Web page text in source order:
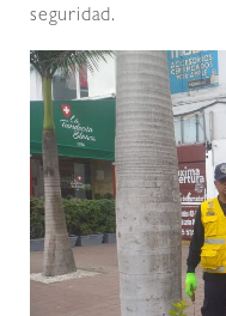
seguridad.